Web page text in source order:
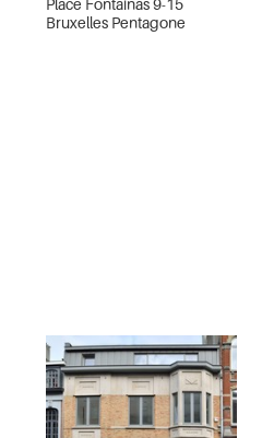
Place Fontainas 9-15
Bruxelles Pentagone